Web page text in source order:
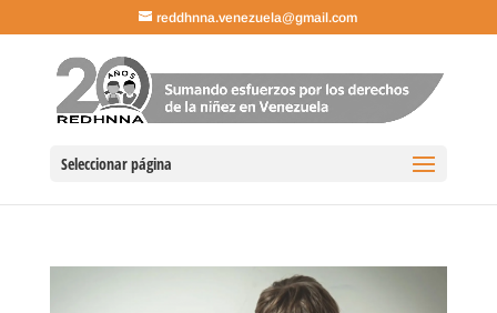
reddhnna.venezuela@gmail.com
Seleccionar página